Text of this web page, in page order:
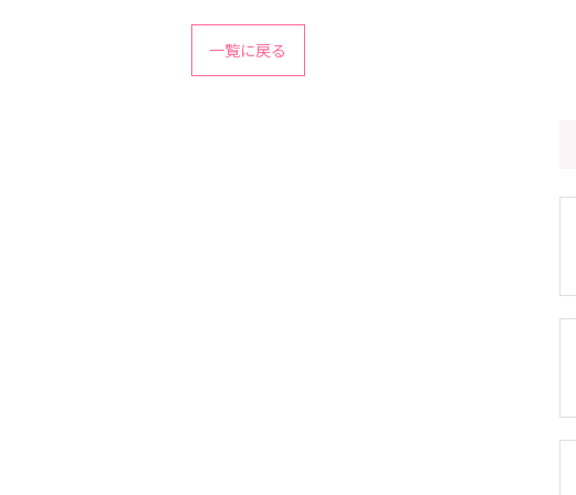
一覧に戻る